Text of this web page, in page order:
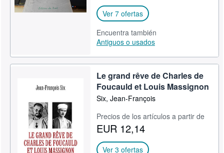
Ver 7 ofertas
Encuentra también
Antiguos o usados
Le grand rêve de Charles de
Foucauld et Louis Massignon
Six, Jean-François
Precios de los artículos a partir de
EUR 12,14
Ver 3 ofertas